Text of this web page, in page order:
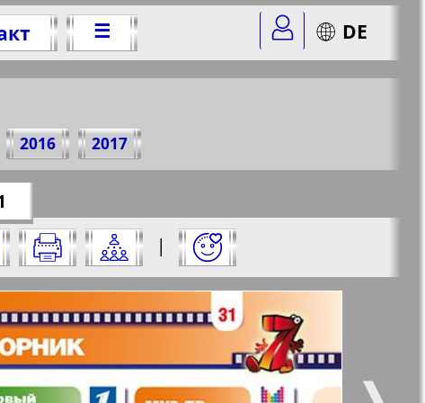
☰ DE
2016 2017
|
и нажмите на нее:
5 6
г.
все Город 511